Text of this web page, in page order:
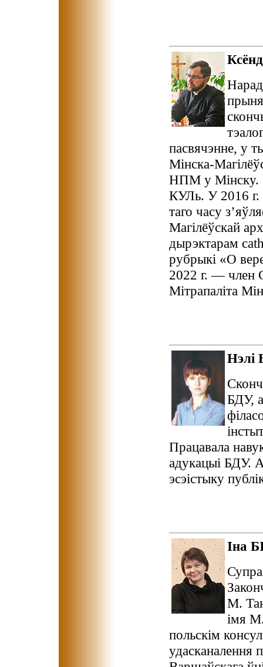
пасвячэнне, у
Мінска-
НПМ у Мінску.
КУЛь. У 2016 г.
таго часу
Магілёўскай
дырэктарам
рубрыкі «О
2022 г. — член
Мітрапаліта
БДУ,
Працавала
адукацыі БДУ.
эсэістыку
Іна
М.
імя
польскім
удасканалення